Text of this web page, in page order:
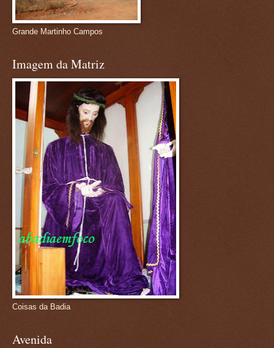
Grande Martinho Campos
Imagem da Matriz
Coisas da Badia
Avenida